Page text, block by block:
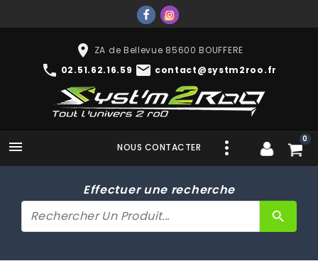
place ZA de Bellevue 85600 BOUFFERE
phone 02.51.62.16.59 mail contact@systm2roo.fr
 0
NOUS CONTACTER
Effectuer une recherche
search